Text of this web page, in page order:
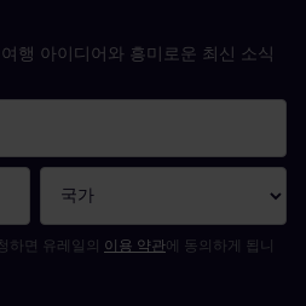
행 아이디어와 흥미로운 최신 소식
.다!발생했습니다. 나중에 다시 시도해 주세요.
했습니다!
약관에 동의하셔야 합니다.
하면 유레일의 이용 약관에 동의하게 됩니